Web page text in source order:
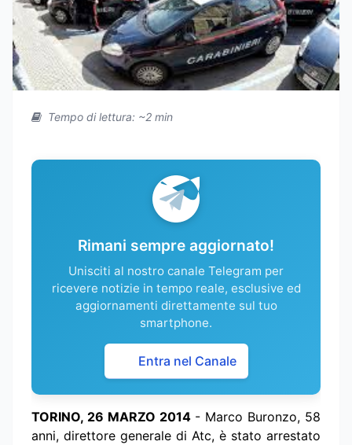
Tempo di lettura: ~2 min
Rimani sempre aggiornato!
Unisciti al nostro canale Telegram per
ricevere notizie in tempo reale, esclusive ed
aggiornamenti direttamente sul tuo
smartphone.
Entra nel Canale
TORINO, 26 MARZO 2014- Marco Buronzo, 58
anni, direttore generale di Atc, è stato arrestato